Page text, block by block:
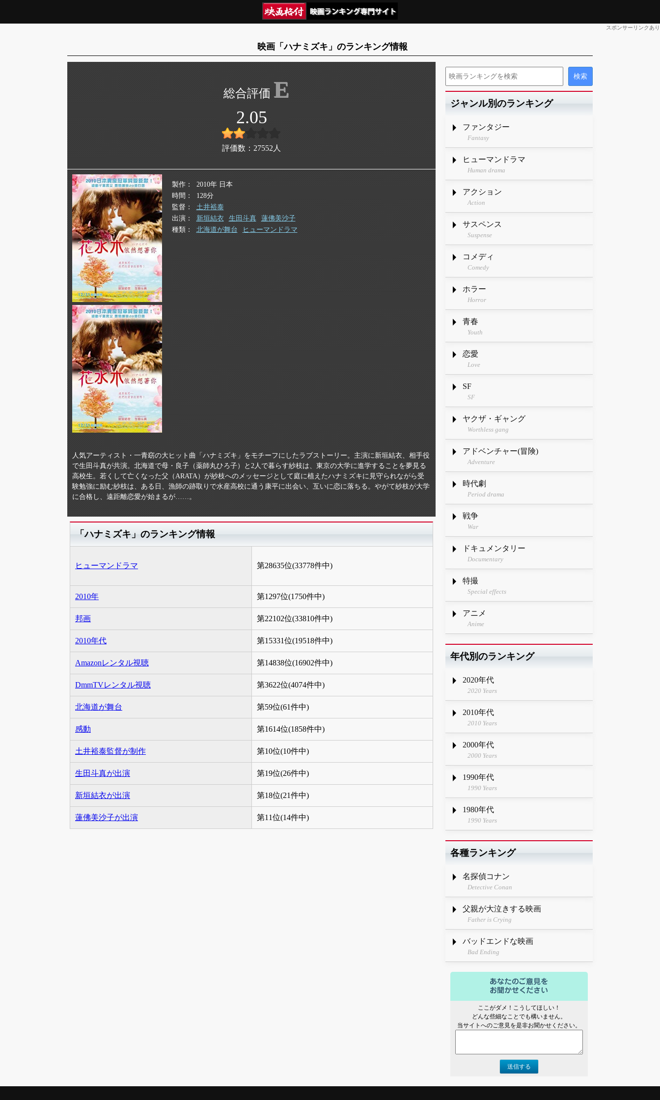
スポンサーリンクあり
映画「ハナミズキ」のランキング情報
E
2.05
評価数： 27552 人
製作
2010年 日本
時間
128分
監督
土井裕泰
出演
新垣結衣 生田斗真
蓮佛美沙子
種類
北海道が舞台 ヒューマンドラマ
人気アーティスト・一青窈の大ヒット曲「ハナミズキ」をモチーフにしたラブストーリー。主演に新垣結衣、相手役
で生田斗真が共演。北海道で母・良子（薬師丸ひろ子）と2人で暮らす紗枝は、東京の大学に進学することを夢見る
高校生。若くして亡くなった父（ARATA）が紗枝へのメッセージとして庭に植えたハナミズキに見守られながら受
験勉強に励む紗枝は、ある日、漁師の跡取りで水産高校に通う康平に出会い、互いに恋に落ちる。やがて紗枝が大学
に合格し、遠距離恋愛が始まるが……。
「ハナミズキ」のランキング情報
ヒューマンドラマ 第28635位(33778件中)
2010年 第1297位(1750件中)
邦画 第22102位(33810件中)
2010年代 第15331位(19518件中)
Amazonレンタル視聴 第14838位(16902件中)
DmmTVレンタル視聴 第3622位(4074件中)
北海道が舞台 第59位(61件中)
感動 第1614位(1858件中)
土井裕泰監督が制作 第10位(10件中)
生田斗真が出演 第19位(26件中)
新垣結衣が出演 第18位(21件中)
蓮佛美沙子が出演 第11位(14件中)
ジャンル別のランキング
ファンタジー
Fantasy
ヒューマンドラマ
Human drama
アクション
Action
サスペンス
Suspense
コメディ
Comedy
ホラー
Horror
青春
Youth
恋愛
Love
SF
SF
ヤクザ・ギャング
Worthless gang
アドベンチャー(冒険)
Adventure
時代劇
Period drama
戦争
War
ドキュメンタリー
Documentary
特撮
Special effects
アニメ
Anime
年代別のランキング
2020年代
2020 Years
2010年代
2010 Years
2000年代
2000 Years
1990年代
1990 Years
1980年代
1990 Years
各種ランキング
名探偵コナン
Detective Conan
父親が大泣きする映画
Father is Crying
バッドエンドな映画
Bad Ending
ここがダメ！こうしてほしい！
どんな些細なことでも構いません。
当サイトへのご意見を是非お聞かせください。
送信する